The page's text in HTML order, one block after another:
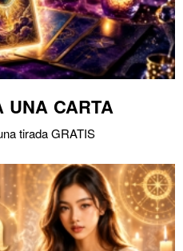
UNA CARTA
tirada GRATIS